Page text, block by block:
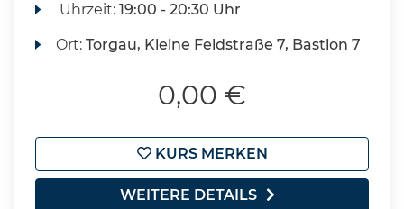
Uhrzeit:19:00 - 20:30 Uhr
Ort:Torgau, Kleine Feldstraße 7, Bastion 7
0,00 €
KURS MERKEN
WEITERE DETAILS